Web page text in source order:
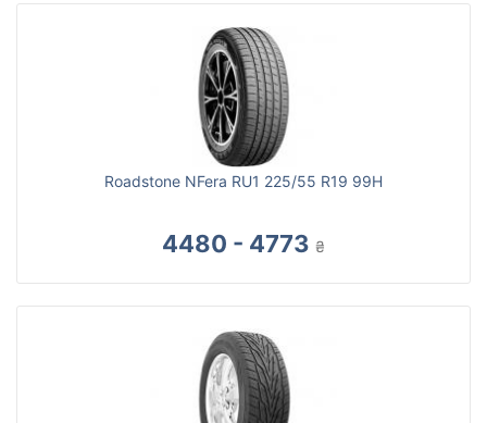
Roadstone NFera RU1 225/55 R19 99H
4480 - 4773 ₴